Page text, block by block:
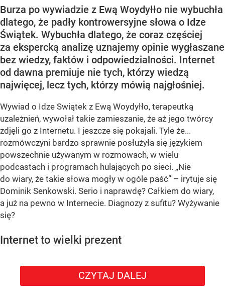
Burza po wywiadzie z Ewą Woydyłło nie wybuchła
dlatego, że padły kontrowersyjne słowa o Idze
Świątek. Wybuchła dlatego, że coraz częściej
za ekspercką analizę uznajemy opinie wygłaszane
bez wiedzy, faktów i odpowiedzialności. Internet
od dawna premiuje nie tych, którzy wiedzą
najwięcej, lecz tych, którzy mówią najgłośniej.
Wywiad o Idze Swiątek z Ewą Woydyłło, terapeutką
uzależnień, wywołał takie zamieszanie, że aż jego twórcy
zdjęli go z Internetu. I jeszcze się pokajali. Tyle że...
rozmówczyni bardzo sprawnie posłużyła się językiem
powszechnie używanym w rozmowach, w wielu
podcastach i programach hulających po sieci. „Nie
do wiary, że takie słowa mogły w ogóle paść” – irytuje się
Dominik Senkowski. Serio i naprawdę? Całkiem do wiary,
a już na pewno w Internecie. Diagnozy z sufitu? Wyżywanie
się?
Internet to wielki prezent
CZYTAJ DALEJ